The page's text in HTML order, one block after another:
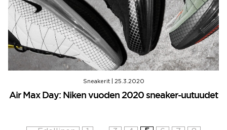
Sneakerit| 25.3.2020
Air Max Day: Niken vuoden 2020 sneaker-uutuudet